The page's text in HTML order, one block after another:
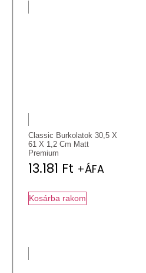
Classic Burkolatok 30,5 X
61 X 1,2 Cm Matt
Premium
13.181 Ft +ÁFA
Kosárba rakom